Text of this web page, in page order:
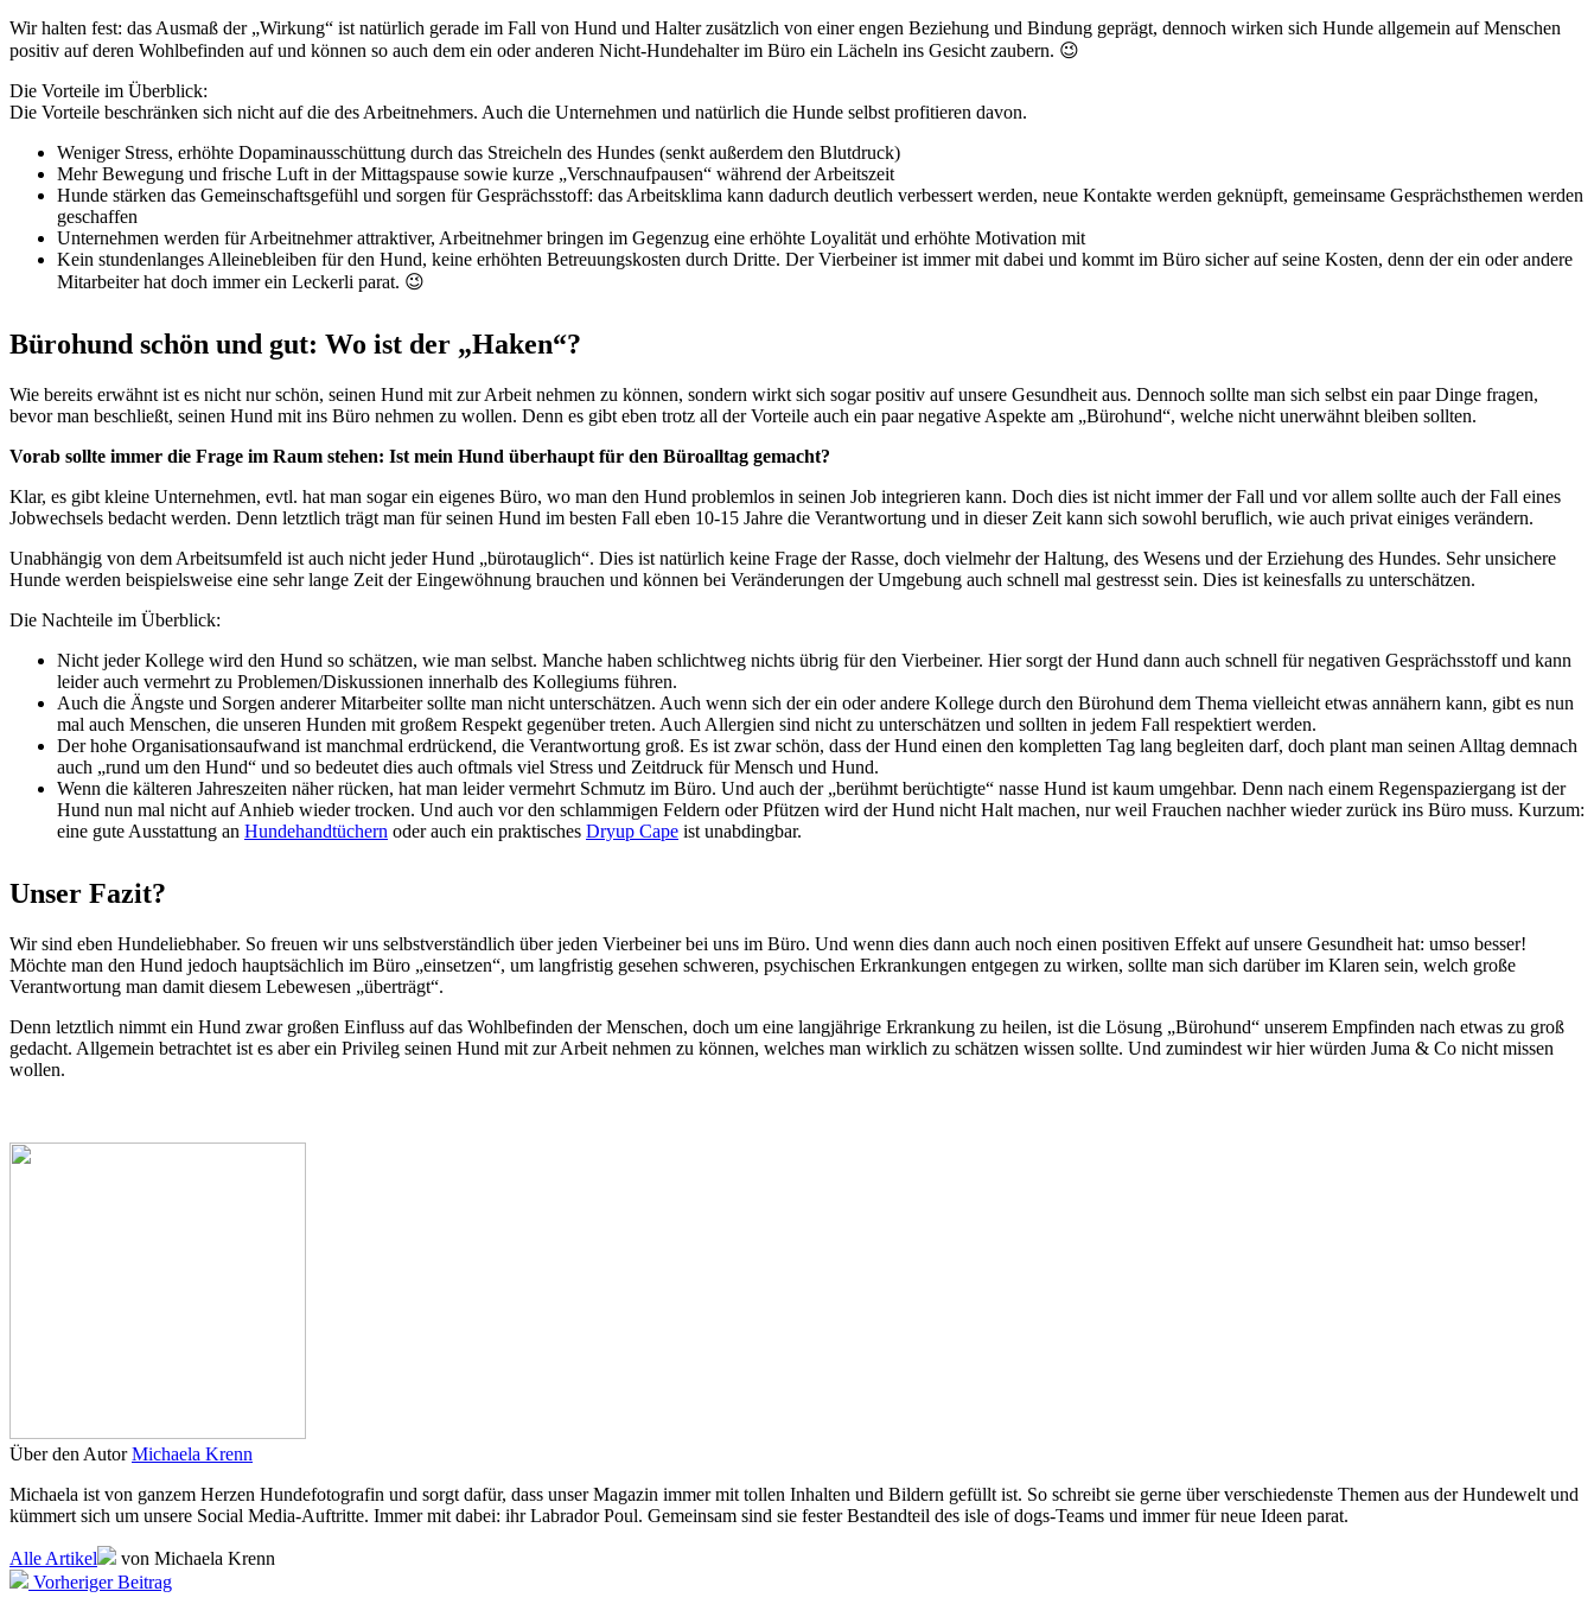
Wir halten fest: das Ausmaß der „Wirkung“ ist natürlich gerade im Fall von Hund und Halter zusätzlich von einer engen Beziehung und Bindung geprägt, dennoch wirken sich Hunde allgemein auf Menschen
positiv auf deren Wohlbefinden auf und können so auch dem ein oder anderen Nicht-Hundehalter im Büro ein Lächeln ins Gesicht zaubern. 😉
Die Vorteile im Überblick:
Die Vorteile beschränken sich nicht auf die des Arbeitnehmers. Auch die Unternehmen und natürlich die Hunde selbst profitieren davon.
Weniger Stress, erhöhte Dopaminausschüttung durch das Streicheln des Hundes (senkt außerdem den Blutdruck)
Mehr Bewegung und frische Luft in der Mittagspause sowie kurze „Verschnaufpausen“ während der Arbeitszeit
Hunde stärken das Gemeinschaftsgefühl und sorgen für Gesprächsstoff: das Arbeitsklima kann dadurch deutlich verbessert werden, neue Kontakte werden geknüpft, gemeinsame Gesprächsthemen werden
geschaffen
Unternehmen werden für Arbeitnehmer attraktiver, Arbeitnehmer bringen im Gegenzug eine erhöhte Loyalität und erhöhte Motivation mit
Kein stundenlanges Alleinebleiben für den Hund, keine erhöhten Betreuungskosten durch Dritte. Der Vierbeiner ist immer mit dabei und kommt im Büro sicher auf seine Kosten, denn der ein oder andere
Mitarbeiter hat doch immer ein Leckerli parat. 😉
Bürohund schön und gut: Wo ist der „Haken“?
Wie bereits erwähnt ist es nicht nur schön, seinen Hund mit zur Arbeit nehmen zu können, sondern wirkt sich sogar positiv auf unsere Gesundheit aus. Dennoch sollte man sich selbst ein paar Dinge fragen,
bevor man beschließt, seinen Hund mit ins Büro nehmen zu wollen. Denn es gibt eben trotz all der Vorteile auch ein paar negative Aspekte am „Bürohund“, welche nicht unerwähnt bleiben sollten.
Vorab sollte immer die Frage im Raum stehen: Ist mein Hund überhaupt für den Büroalltag gemacht?
Klar, es gibt kleine Unternehmen, evtl. hat man sogar ein eigenes Büro, wo man den Hund problemlos in seinen Job integrieren kann. Doch dies ist nicht immer der Fall und vor allem sollte auch der Fall eines
Jobwechsels bedacht werden. Denn letztlich trägt man für seinen Hund im besten Fall eben 10-15 Jahre die Verantwortung und in dieser Zeit kann sich sowohl beruflich, wie auch privat einiges verändern.
Unabhängig von dem Arbeitsumfeld ist auch nicht jeder Hund „bürotauglich“. Dies ist natürlich keine Frage der Rasse, doch vielmehr der Haltung, des Wesens und der Erziehung des Hundes. Sehr unsichere
Hunde werden beispielsweise eine sehr lange Zeit der Eingewöhnung brauchen und können bei Veränderungen der Umgebung auch schnell mal gestresst sein. Dies ist keinesfalls zu unterschätzen.
Die Nachteile im Überblick:
Nicht jeder Kollege wird den Hund so schätzen, wie man selbst. Manche haben schlichtweg nichts übrig für den Vierbeiner. Hier sorgt der Hund dann auch schnell für negativen Gesprächsstoff und kann
leider auch vermehrt zu Problemen/Diskussionen innerhalb des Kollegiums führen.
Auch die Ängste und Sorgen anderer Mitarbeiter sollte man nicht unterschätzen. Auch wenn sich der ein oder andere Kollege durch den Bürohund dem Thema vielleicht etwas annähern kann, gibt es nun
mal auch Menschen, die unseren Hunden mit großem Respekt gegenüber treten. Auch Allergien sind nicht zu unterschätzen und sollten in jedem Fall respektiert werden.
Der hohe Organisationsaufwand ist manchmal erdrückend, die Verantwortung groß. Es ist zwar schön, dass der Hund einen den kompletten Tag lang begleiten darf, doch plant man seinen Alltag demnach
auch „rund um den Hund“ und so bedeutet dies auch oftmals viel Stress und Zeitdruck für Mensch und Hund.
Wenn die kälteren Jahreszeiten näher rücken, hat man leider vermehrt Schmutz im Büro. Und auch der „berühmt berüchtigte“ nasse Hund ist kaum umgehbar. Denn nach einem Regenspaziergang ist der
Hund nun mal nicht auf Anhieb wieder trocken. Und auch vor den schlammigen Feldern oder Pfützen wird der Hund nicht Halt machen, nur weil Frauchen nachher wieder zurück ins Büro muss. Kurzum:
eine gute Ausstattung an Hundehandtüchern oder auch ein praktisches Dryup Cape ist unabdingbar.
Unser Fazit?
Wir sind eben Hundeliebhaber. So freuen wir uns selbstverständlich über jeden Vierbeiner bei uns im Büro. Und wenn dies dann auch noch einen positiven Effekt auf unsere Gesundheit hat: umso besser!
Möchte man den Hund jedoch hauptsächlich im Büro „einsetzen“, um langfristig gesehen schweren, psychischen Erkrankungen entgegen zu wirken, sollte man sich darüber im Klaren sein, welch große
Verantwortung man damit diesem Lebewesen „überträgt“.
Denn letztlich nimmt ein Hund zwar großen Einfluss auf das Wohlbefinden der Menschen, doch um eine langjährige Erkrankung zu heilen, ist die Lösung „Bürohund“ unserem Empfinden nach etwas zu groß
gedacht. Allgemein betrachtet ist es aber ein Privileg seinen Hund mit zur Arbeit nehmen zu können, welches man wirklich zu schätzen wissen sollte. Und zumindest wir hier würden Juma & Co nicht missen
wollen.
Über den Autor Michaela Krenn
Michaela ist von ganzem Herzen Hundefotografin und sorgt dafür, dass unser Magazin immer mit tollen Inhalten und Bildern gefüllt ist. So schreibt sie gerne über verschiedenste Themen aus der Hundewelt und
kümmert sich um unsere Social Media-Auftritte. Immer mit dabei: ihr Labrador Poul. Gemeinsam sind sie fester Bestandteil des isle of dogs-Teams und immer für neue Ideen parat.
Alle Artikel
von Michaela Krenn
Vorheriger Beitrag